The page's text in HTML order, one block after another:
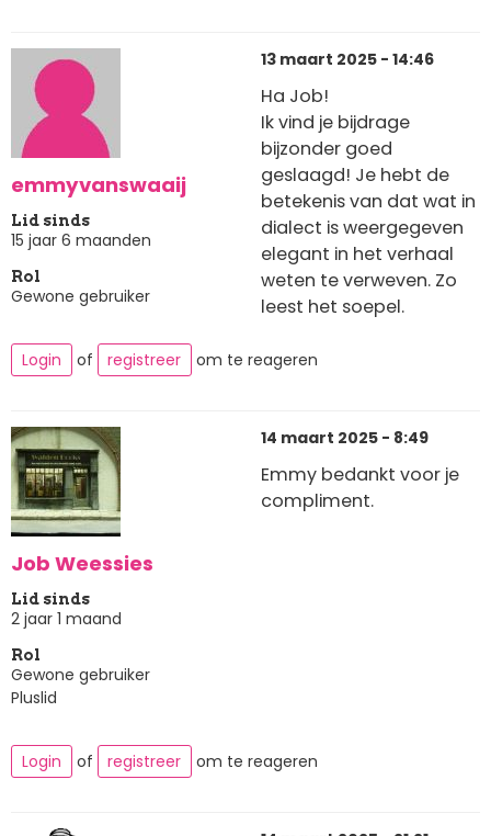
emmyvanswaaij
Lid sinds
15 jaar 6 maanden
Rol
Gewone gebruiker
13 maart 2025 - 14:46
Ha Job!
Ik vind je bijdrage
bijzonder goed
geslaagd! Je hebt de
betekenis van dat wat in
dialect is weergegeven
elegant in het verhaal
weten te verweven. Zo
leest het soepel.
Login of registreer om te reageren
Job Weessies
Lid sinds
2 jaar 1 maand
Rol
Gewone gebruiker
Pluslid
14 maart 2025 - 8:49
Emmy bedankt voor je
compliment.
Login of registreer om te reageren